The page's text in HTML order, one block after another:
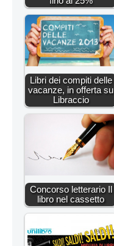
Libri dei compiti delle
vacanze, in offerta su
Libraccio
Concorso letterario Il
libro nel cassetto